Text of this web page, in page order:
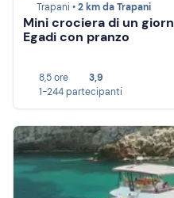
Trapani •2 km da Trapani
Mini crociera di un
Egadi con pranzo
8,5 ore
3,9
1-244 partecipanti